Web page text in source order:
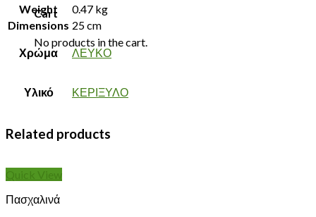
Cart
No products in the cart.
Weight
0.47 kg
Dimensions 25 cm
Χρώμα ΛΕΥΚΟ
Υλικό ΚΕΡΙΞΥΛΟ
Related products
Quick View
Πασχαλινά